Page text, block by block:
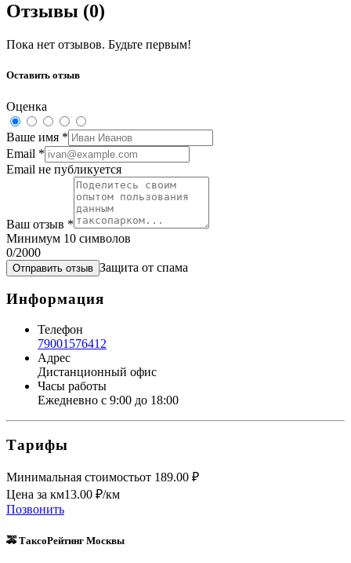
Отзывы (0)
Пока нет отзывов. Будьте первым!
Оставить отзыв
Оценка
Ваше имя *
Email *
Email не публикуется
Ваш отзыв *
Минимум 10 символов
0/2000
Отправить отзыв Защита от спама
Информация
Телефон
79001576412
Адрес
Дистанционный офис
Часы работы
Ежедневно с 9:00 до 18:00
Тарифы
Минимальная стоимостьот 189.00 ₽
Цена за км13.00 ₽/км
Позвонить
🚕 ТаксоРейтинг Москвы